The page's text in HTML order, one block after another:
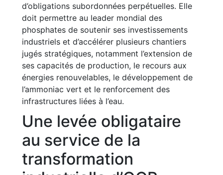
d’obligations subordonnées perpétuelles. Elle
doit permettre au leader mondial des
phosphates de soutenir ses investissements
industriels et d’accélérer plusieurs chantiers
jugés stratégiques, notamment l’extension de
ses capacités de production, le recours aux
énergies renouvelables, le développement de
l’ammoniac vert et le renforcement des
infrastructures liées à l’eau.
Une levée obligataire
au service de la
transformation